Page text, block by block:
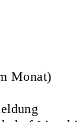
Monat)